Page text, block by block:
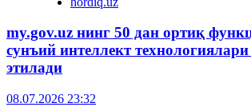
my.gov.uz нинг 50 дан ортиқ
сунъий интеллект
этилади
08.07.2026 23:32